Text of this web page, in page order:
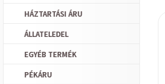
HÁZTARTÁSI ÁRU
ÁLLATELEDEL
EGYÉB TERMÉK
PÉKÁRU